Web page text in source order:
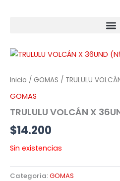
Inicio / GOMAS / TRULULU
GOMAS
TRULULU VOLCÁN X
$14.200
Sin existencias
Categoría:GOMAS